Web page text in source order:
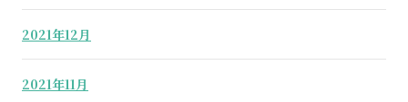
2021年12月
2021年11月